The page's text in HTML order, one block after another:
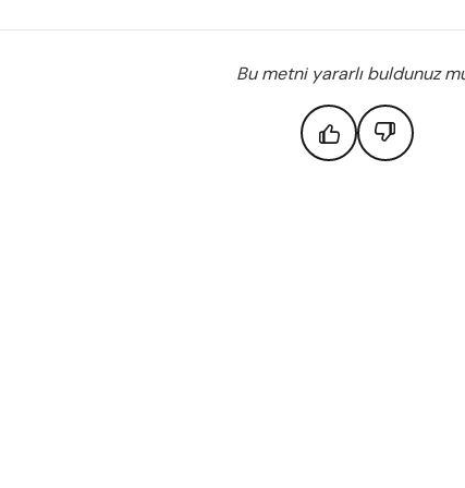
Bu metni yararlı buldunuz